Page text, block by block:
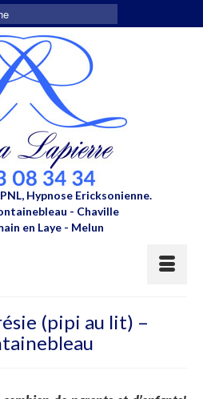
Hypnose Ericksonienne.
- Chaville
en Laye - Melun
(pipi au lit) –